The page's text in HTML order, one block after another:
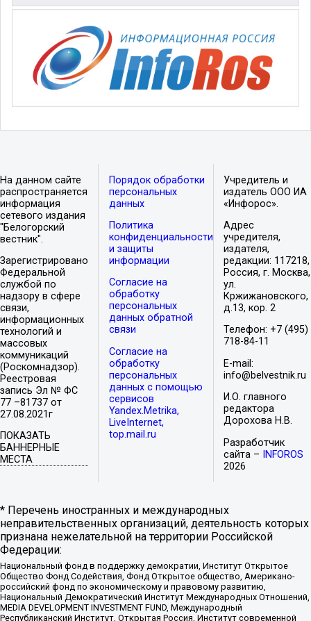
На данном сайте
распространяется
информация
сетевого издания
"Белогорский
вестник".
Зарегистрировано
Федеральной
службой по
надзору в сфере
связи,
информационных
технологий и
массовых
коммуникаций
(Роскомнадзор).
Реестровая
запись Эл № ФС
77 –81737 от
27.08.2021г
ПОКАЗАТЬ
БАННЕРНЫЕ
МЕСТА
Порядок обработки
персональных
данных
Политика
конфиденциальности
и защиты
информации
Согласие на
обработку
персональных
данных обратной
связи
Согласие на
обработку
персональных
данных с помощью
сервисов
Yandex.Metrika,
LiveInternet,
top.mail.ru
Учредитель и
издатель ООО ИА
«Инфорос».
Адрес
учредителя,
издателя,
редакции: 117218,
Россия, г. Москва,
ул.
Кржижановского,
д.13, кор. 2
Телефон: +7 (495)
718-84-11
E-mail:
info@belvestnik.ru
И.О. главного
редактора
Дорохова Н.В.
Разработчик
сайта –
INFOROS
2026
* Перечень иностранных и международных
неправительственных организаций, деятельность которых
признана нежелательной на территории Российской
Федерации:
Национальный фонд в поддержку демократии, Институт Открытое
Общество Фонд Содействия, Фонд Открытое общество, Американо-
российский фонд по экономическому и правовому развитию,
Национальный Демократический Институт Международных Отношений,
MEDIA DEVELOPMENT INVESTMENT FUND, Международный
Республиканский Институт, Открытая Россия, Институт современной